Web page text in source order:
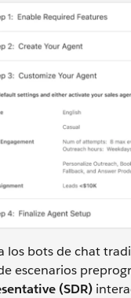
los bots de chat
escenarios
(SDR)